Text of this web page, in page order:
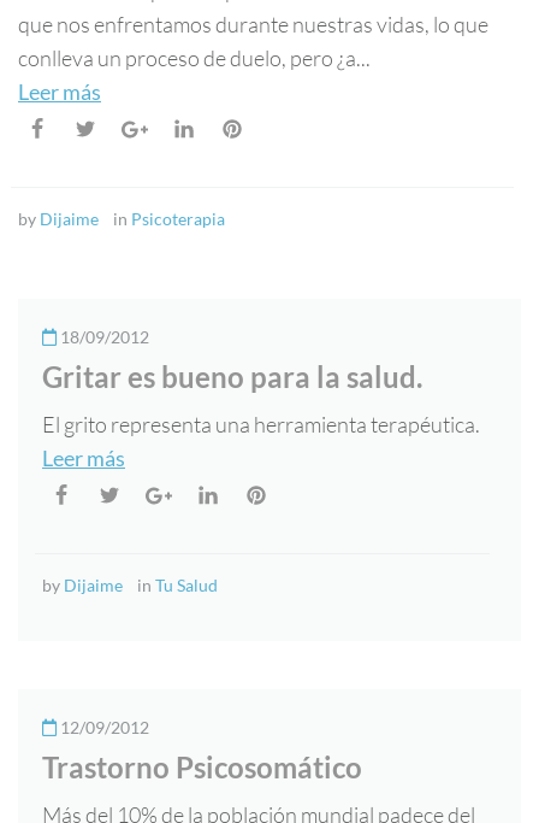
que nos enfrentamos durante nuestras vidas, lo que
conlleva un proceso de duelo, pero ¿a...
Leer más
by Dijaime in Psicoterapia
18/09/2012
Gritar es bueno para la salud.
El grito representa una herramienta terapéutica.
Leer más
by Dijaime in Tu Salud
12/09/2012
Trastorno Psicosomático
Más del 10% de la población mundial padece del